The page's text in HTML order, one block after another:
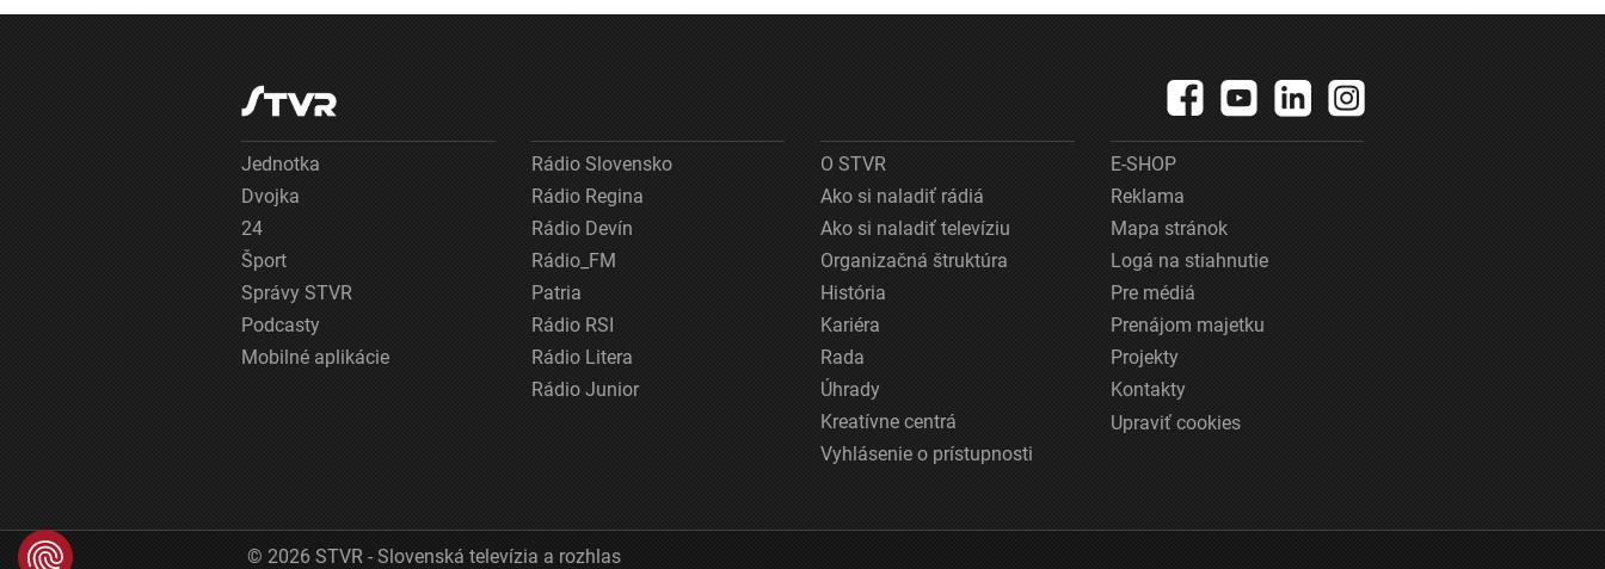
Jednotka
Dvojka
24
Šport
Správy STVR
Podcasty
Mobilné aplikácie
Rádio Slovensko
Rádio Regina
Rádio Devín
Rádio_FM
Patria
Rádio RSI
Rádio Litera
Rádio Junior
O STVR
Ako si naladiť rádiá
Ako si naladiť televíziu
Organizačná štruktúra
História
Kariéra
Rada
Úhrady
Kreatívne centrá
Vyhlásenie o prístupnosti
E-SHOP
Reklama
Mapa stránok
Logá na stiahnutie
Pre médiá
Prenájom majetku
Projekty
Kontakty
Upraviť cookies
© 2026 STVR - Slovenská televízia a rozhlas